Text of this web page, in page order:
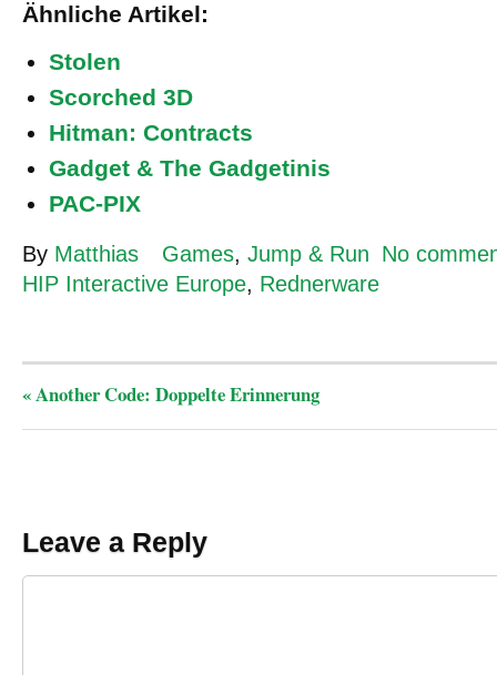
Ähnliche Artikel:
Stolen
Scorched 3D
Hitman: Contracts
Gadget & The Gadgetinis
PAC-PIX
By Matthias Games, Jump & Run No
HIP Interactive Europe, Rednerware
«Another Code: Doppelte Erinnerung
Leave a Reply